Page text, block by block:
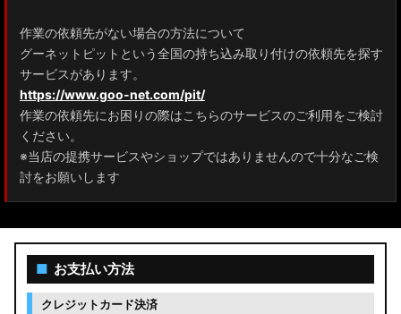
NHP17/NSP17NCP17 シエンタ
M900A/M910A ルーミー
A200A/A210A ライズ
E52 エルグランド
T32 エクストレイル
C28 セレナ
作業の依頼先がない場合の方法について
グーネットピットという全国の持ち込み取り付けの依頼先を探す
サービスがあります。
https://www.goo-net.com/pit/
作業の依頼先にお困りの際はこちらのサービスのご利用をご検討
ください。
※当店の提携サービスやショップではありませんので十分なご検
討をお願いします
■ お支払い方法
クレジットカード決済